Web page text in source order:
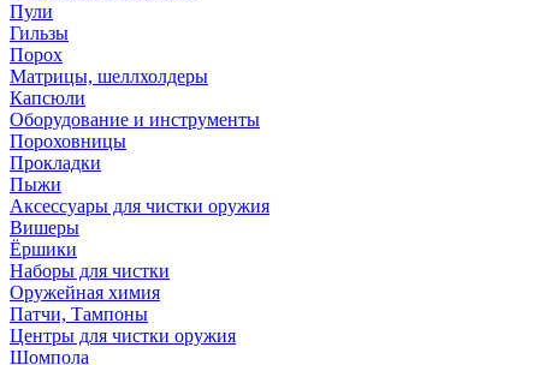
Пули
Гильзы
Порох
Матрицы, шеллхолдеры
Капсюли
Оборудование и инструменты
Пороховницы
Прокладки
Пыжи
Аксессуары для чистки оружия
Вишеры
Ёршики
Наборы для чистки
Оружейная химия
Патчи, Тампоны
Центры для чистки оружия
Шомпола